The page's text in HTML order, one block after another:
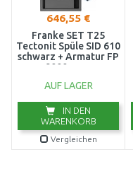
646,55 €
Franke SET T25
Tectonit Spüle SID 610
schwarz + Armatur FP
9000 onyx
AUF LAGER
IN DEN
WARENKORB
Vergleichen